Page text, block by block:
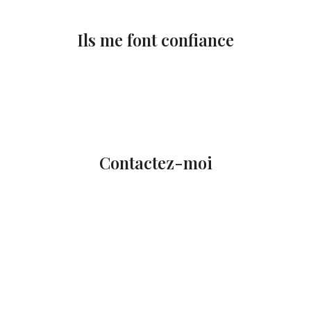
Ils me font confiance
Contactez-moi